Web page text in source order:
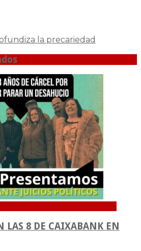
la precariedad
LAS 8 DE CAIXABANK EN